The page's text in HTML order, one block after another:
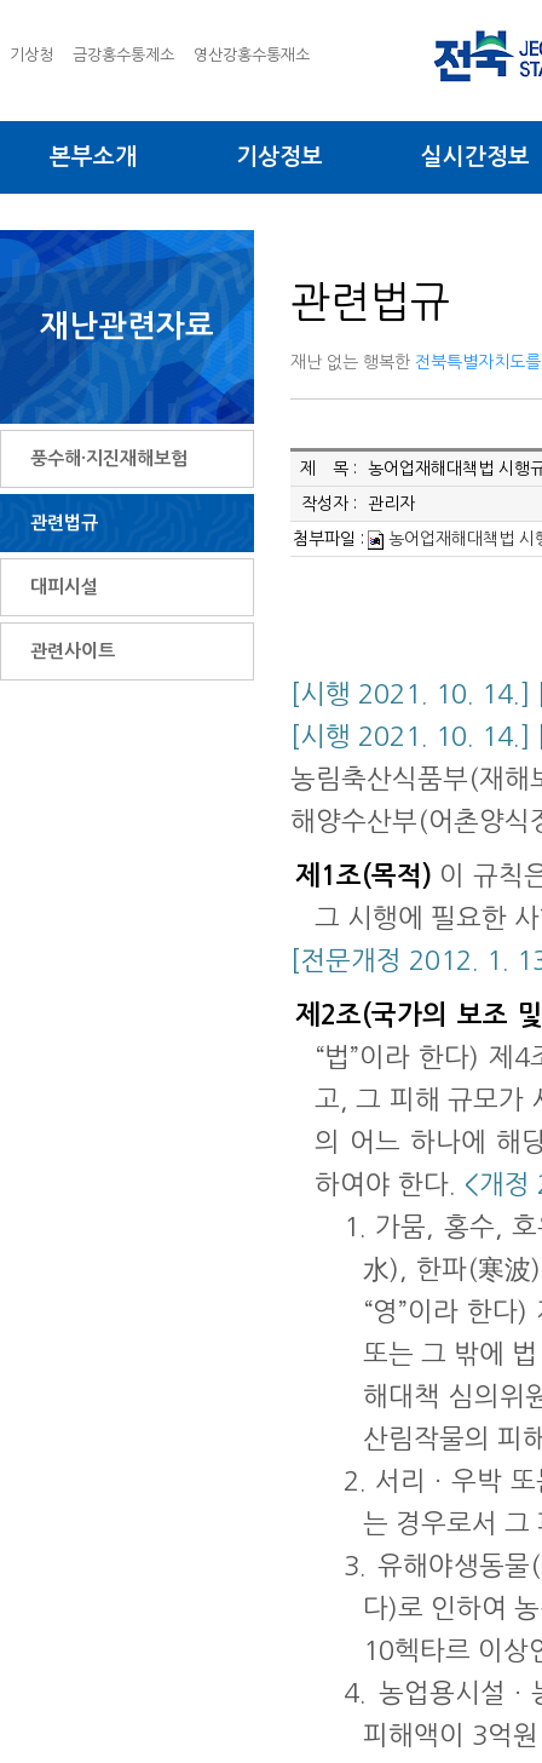
기상청 금강홍수통제소 영산강홍수통재소
본부소개 기상정보 실시간정보
재난관련자료
풍수해·지진재해보험
관련법규
대피시설
관련사이트
관련법규
재난 없는 행복한 전북특별자치도
제 목 : 농어업재해대책법 시행
작성자 : 관리자
첨부파일 : 농어업재해대책법
[시행 2021. 10. 14.]
[시행 2021. 10.
농림축산식품부(재
해양수산부(어촌양
제1조(목적) 이 규칙
그 시행에 필요한
[전문개정 2012. 1.
제2조(국가의 보조
“법”이라 한다) 제
고, 그 피해 규모가
의 어느 하나에 해
하여야 한다. <개
1. 가뭄, 홍수,
水), 한파(寒波
“영”이라 한
또는 그 밖에
해대책 심의위
산림작물의 피
2. 서리ㆍ우박
는 경우로서 그
3. 유해야생동물
다)로 인하여
10헥타르 이상
4. 농업용시설ㆍ
피해액이 3억